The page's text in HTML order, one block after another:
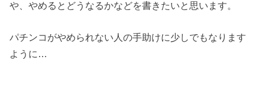
や、やめるとどうなるかなどを書きたいと思います。
パチンコがやめられない人の手助けに少しでもなります
ように…